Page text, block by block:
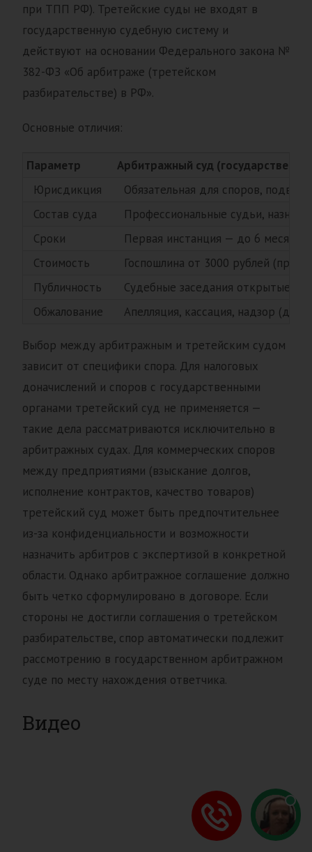
при ТПП РФ). Третейские суды не входят в
государственную судебную систему и
действуют на основании Федерального закона №
382-ФЗ «Об арбитраже (третейском
разбирательстве) в РФ».
Основные отличия:
Параметр
Арбитражный суд
Юрисдикция
Обязательная для споров,
Состав суда
Профессиональные судьи,
Сроки
Первая инстанция — до 6
Стоимость
Госпошлина от 3000 рублей (при
Публичность
Судебные заседания открытые,
Обжалование
Апелляция, кассация, надзор (до 3
Выбор между арбитражным и третейским судом
зависит от специфики спора. Для налоговых
доначислений и споров с государственными
органами третейский суд не применяется —
такие дела рассматриваются исключительно в
арбитражных судах. Для коммерческих споров
между предприятиями (взыскание долгов,
исполнение контрактов, качество товаров)
третейский суд может быть предпочтительнее
из-за конфиденциальности и возможности
назначить арбитров с экспертизой в конкретной
области. Однако арбитражное соглашение должно
быть четко сформулировано в договоре. Если
стороны не достигли соглашения о третейском
разбирательстве, спор автоматически подлежит
рассмотрению в государственном арбитражном
суде по месту нахождения ответчика.
Видео